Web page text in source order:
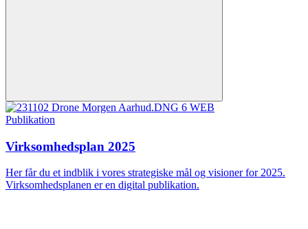
Publikation
Virksomhedsplan 2025
Her får du et indblik i vores strategiske mål og visioner for 2025.
Virksomhedsplanen er en digital publikation.